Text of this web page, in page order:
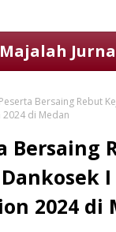
Majalah
Bersaing Rebut
di Medan
Bersaing
2024 di